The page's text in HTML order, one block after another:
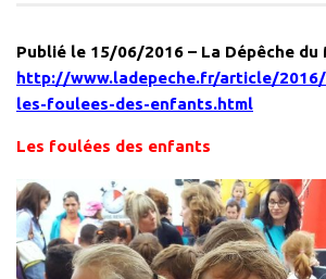
Publié le 15/06/2016 – La Dépêche du
http://www.ladepeche.fr/article/
les-foulees-des-enfants.html
Les foulées des enfants